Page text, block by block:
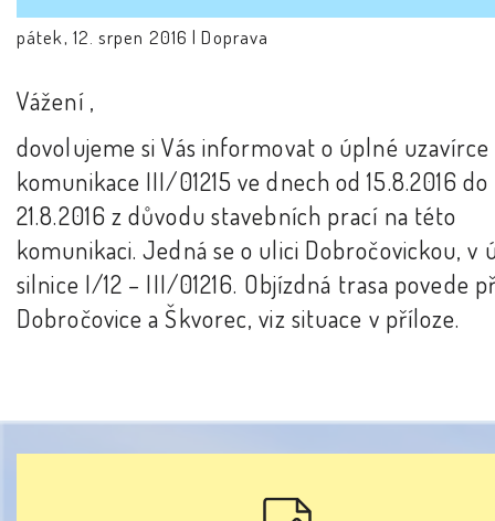
pátek, 12. srpen 2016 |Doprava
Vážení ,
dovolujeme si Vás informovat o úplné uzavírce
komunikace III/01215 ve dnech od 15.8.2016 do
21.8.2016 z důvodu stavebních prací na této
komunikaci. Jedná se o ulici Dobročovickou, v
silnice I/12 – III/01216. Objízdná trasa povede
Dobročovice a Škvorec, viz situace v příloze.